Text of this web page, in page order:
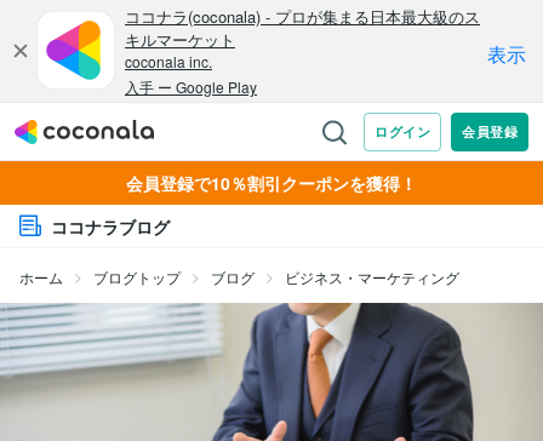
会員登録で10％割引クーポンを獲得！
ココナラブログ
ホーム ブログトップ ブログ ビジネス・マーケティング